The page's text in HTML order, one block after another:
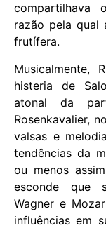
compartilhava
razão pela
frutífera.
Musicalmente,
histeria de
atonal da
Rosenkavalier,
valsas e
tendências da
ou menos
esconde que
Wagner e
influências em